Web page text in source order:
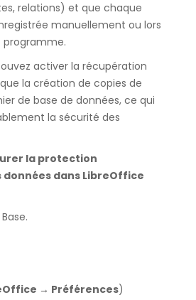
relations) et que chaque
manuellement ou lors
activer la récupération
la création de copies de
de base de données, ce qui
la sécurité des
la protection
dans LibreOffice
→ Préférences)